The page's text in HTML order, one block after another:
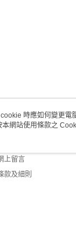
戶服務
上留言
款及細則
時應如何變更電
網站使用條款之